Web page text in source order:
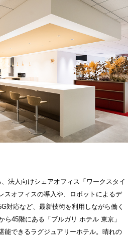
法人向けシェアオフィス「ワークスタイ
スオフィスの導入や、ロボットによるデ
対応など、最新技術を利用しながら働く
ら45階にある「ブルガリ ホテル 東京」
能できるラグジュアリーホテル。晴れの